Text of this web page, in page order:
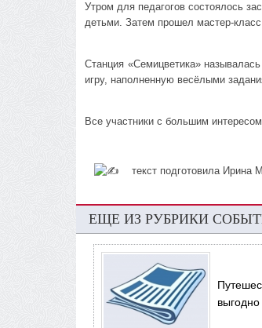
Утром для педагогов состоялось
детьми. Затем прошел мастер-
Станция «Семицветика»
игру, наполненную весёлыми
Все участники с большим
текст подготовила
ЕЩЕ ИЗ РУБРИКИ
выгодно